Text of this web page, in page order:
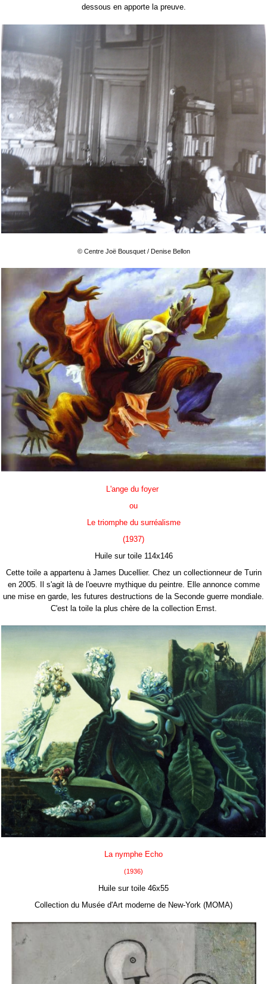
dessous en apporte la preuve.
© Centre Joë Bousquet / Denise Bellon
L'ange du foyer
ou
Le triomphe du surréalisme
(1937)
Huile sur toile 114x146
Cette toile a appartenu à James Ducellier. Chez un collectionneur de Turin
en 2005. Il s'agit là de l'oeuvre mythique du peintre. Elle annonce comme
une mise en garde, les futures destructions de la Seconde guerre mondiale.
C'est la toile la plus chère de la collection Ernst.
La nymphe Echo
(1936)
Huile sur toile 46x55
Collection du Musée d'Art moderne de New-York (MOMA)